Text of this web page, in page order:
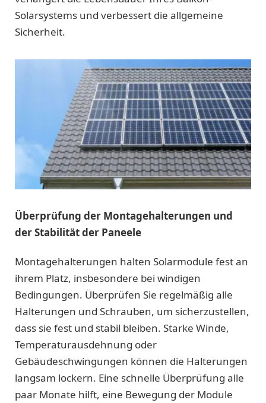
Solarsystems und verbessert die allgemeine
Sicherheit.
Überprüfung der Montagehalterungen und
der Stabilität der Paneele
Montagehalterungen halten Solarmodule fest an
ihrem Platz, insbesondere bei windigen
Bedingungen. Überprüfen Sie regelmäßig alle
Halterungen und Schrauben, um sicherzustellen,
dass sie fest und stabil bleiben. Starke Winde,
Temperaturausdehnung oder
Gebäudeschwingungen können die Halterungen
langsam lockern. Eine schnelle Überprüfung alle
paar Monate hilft, eine Bewegung der Module